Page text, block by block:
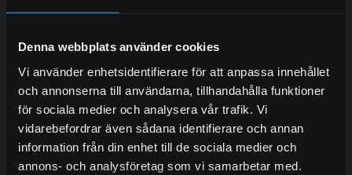
Denna webbplats använder cookies
Vi använder enhetsidentifierare för att anpassa innehållet
och annonserna till användarna, tillhandahålla funktioner
för sociala medier och analysera vår trafik. Vi
vidarebefordrar även sådana identifierare och annan
information från din enhet till de sociala medier och
annons- och analysföretag som vi samarbetar med.
Tel: 031- 51 66 60
E-post: info@streetperformance.se